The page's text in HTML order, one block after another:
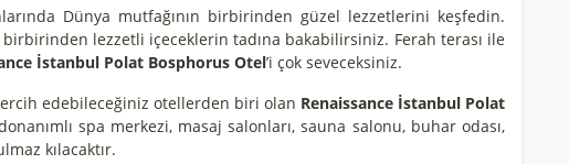
Dünya mutfağının birbirinden güzel lezzetlerini keşfedin.
birbirinden lezzetli içeceklerin tadına bakabilirsiniz. Ferah terası ile
İstanbul Polat Bosphorus Otel’i çok seveceksiniz.
edebileceğiniz otellerden biri olan Renaissance İstanbul Polat
spa merkezi, masaj salonları, sauna salonu, buhar odası,
kılacaktır.